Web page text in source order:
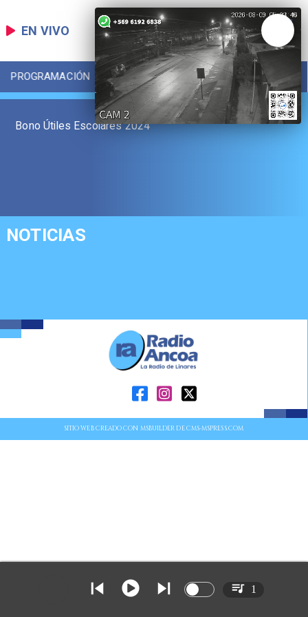
EN VIVO
PROGRAMACIÓN LOCAL DEPORTES
Bono Útiles Escolares 2024
NOTICIAS
SITIO WEB CREADO CON MSBUILDER DE CMS-MSPRESS.COM
1